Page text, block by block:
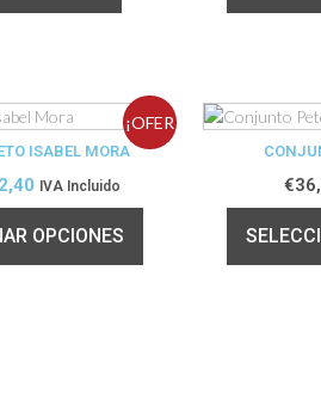
¡OFER
ISABEL MORA
IVA Incluido
OPCIONES
€